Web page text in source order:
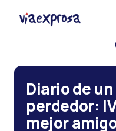
Ir al
Diario de un
perdedor:
mejor